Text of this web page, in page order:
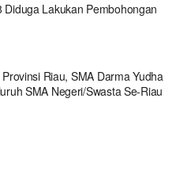
Diduga Lakukan Pembohongan
Riau, SMA Darma Yudha
SMA Negeri/Swasta Se-Riau